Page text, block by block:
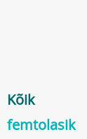
Kõik
femtolasik